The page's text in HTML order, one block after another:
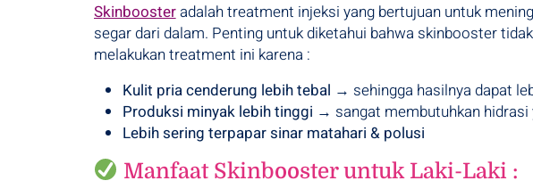
Skinboosteradalah treatment injeksi yang bertujuan untuk
segar dari dalam. Penting untuk diketahui bahwa skinbooster
melakukan treatment ini karena :
Kulit pria cenderung lebih tebal → sehingga hasilnya dapat
Produksi minyak lebih tinggi → sangat membutuhkan hidrasi
Lebih sering terpapar sinar matahari & polusi
Manfaat Skinbooster untuk Laki-Laki :